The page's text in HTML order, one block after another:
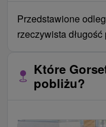
Przedstawione
rzeczywista
Które
pobliżu?